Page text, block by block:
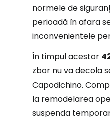
normele de
perioadă în afara
inconvenientele
În timpul acestor
zbor nu va decola
Capodichino.
la remodelarea
suspenda